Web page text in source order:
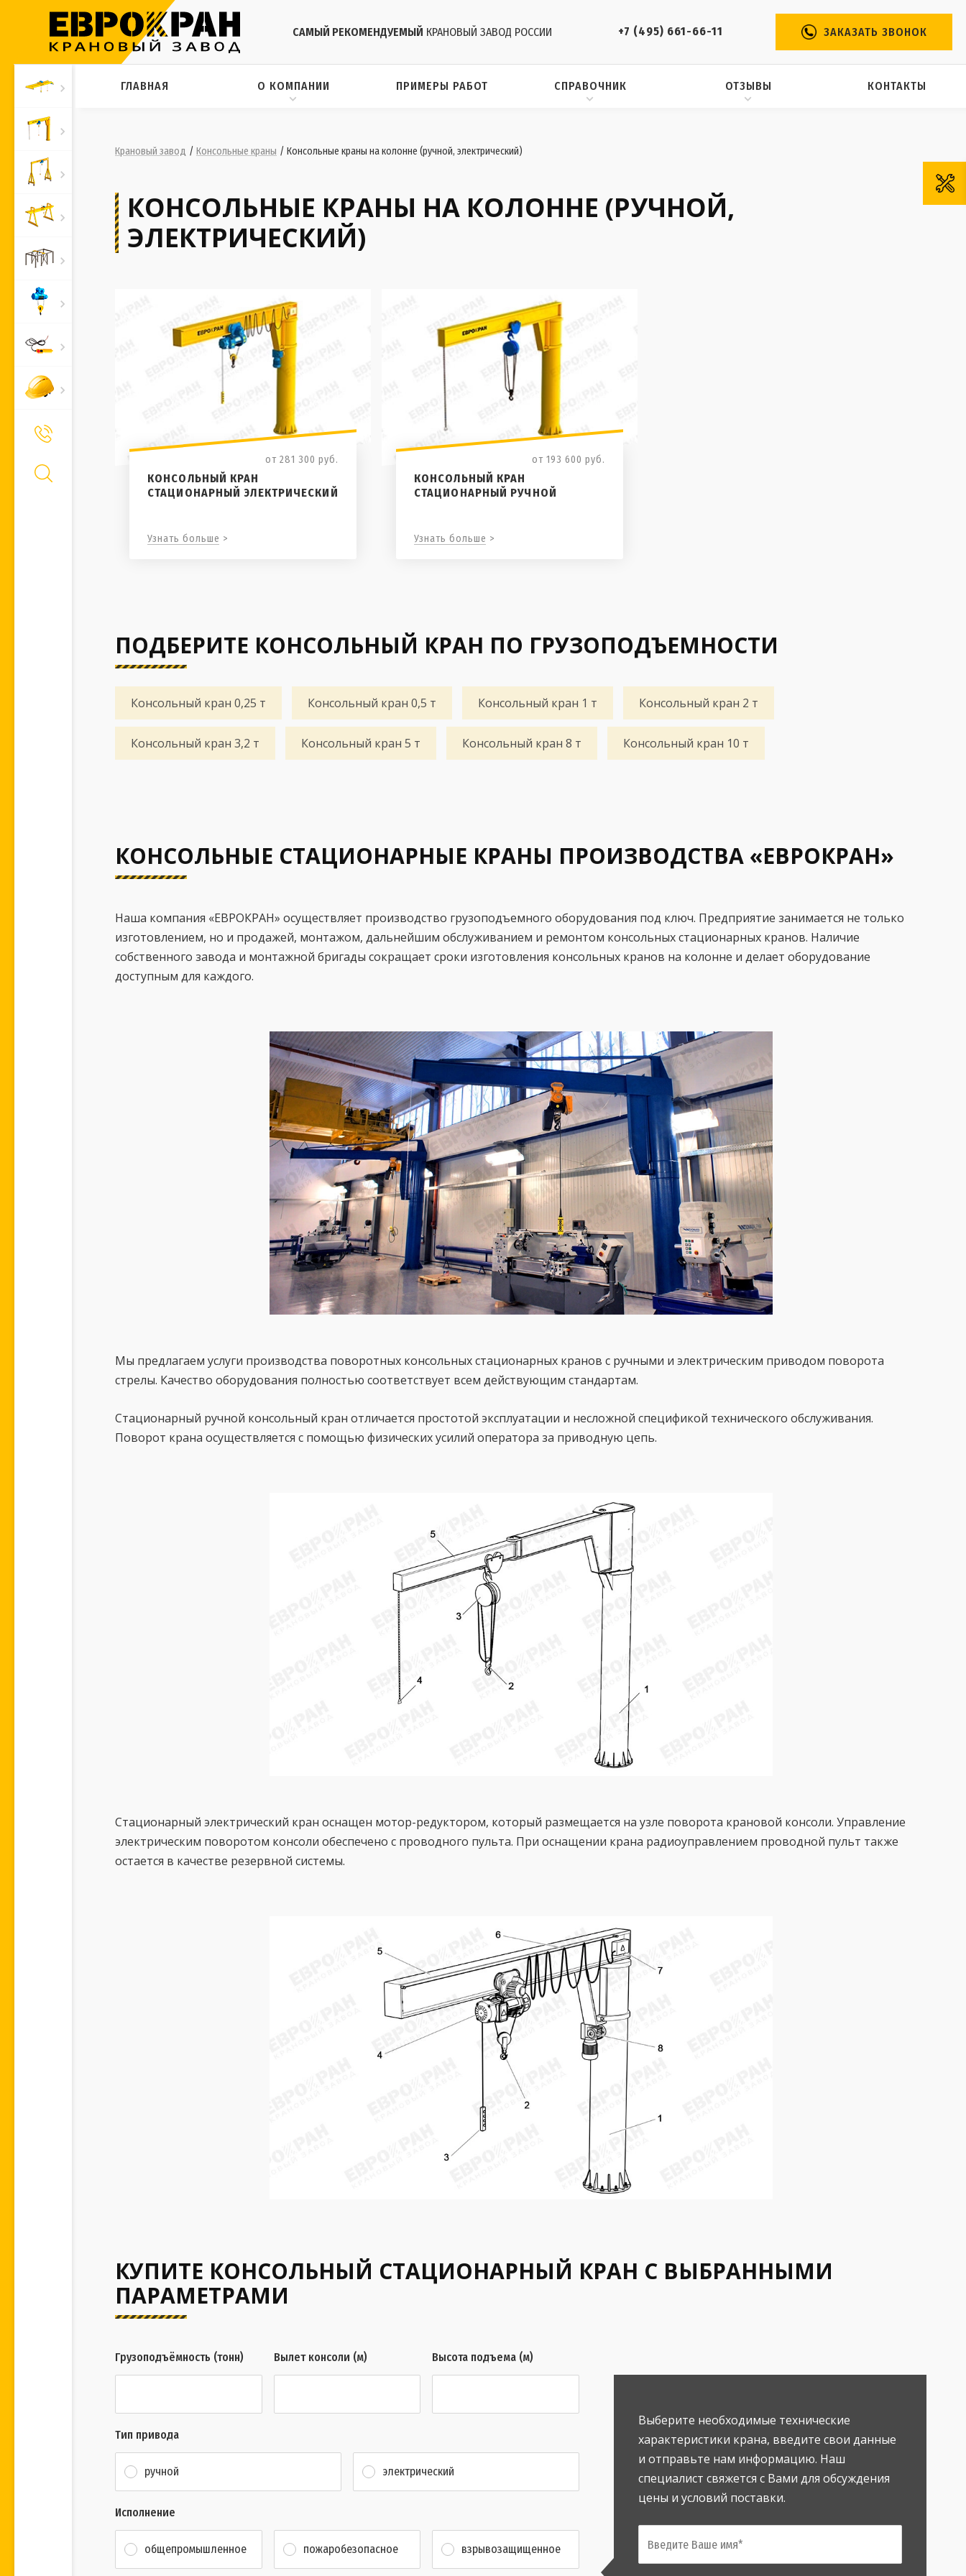
САМЫЙ РЕКОМЕНДУЕМЫЙ КРАНОВЫЙ ЗАВОД РОССИИ +7 (495) 661-66-11 ЗАКАЗАТЬ ЗВОНОК
ГЛАВНАЯ О КОМПАНИИ ПРИМЕРЫ РАБОТ СПРАВОЧНИК ОТЗЫВЫ КОНТАКТЫ
Крановый завод / Консольные краны / Консольные краны на колонне (ручной, электрический)
КОНСОЛЬНЫЕ КРАНЫ НА КОЛОННЕ (РУЧНОЙ,
ЭЛЕКТРИЧЕСКИЙ)
от 281 300 руб.
КОНСОЛЬНЫЙ КРАН
СТАЦИОНАРНЫЙ ЭЛЕКТРИЧЕСКИЙ
Узнать больше >
от 193 600 руб.
КОНСОЛЬНЫЙ КРАН
СТАЦИОНАРНЫЙ РУЧНОЙ
Узнать больше >
ПОДБЕРИТЕ КОНСОЛЬНЫЙ КРАН ПО ГРУЗОПОДЪЕМНОСТИ
Консольный кран 0,25 т Консольный кран 0,5 т Консольный кран 1 т Консольный кран 2 т
Консольный кран 3,2 т Консольный кран 5 т Консольный кран 8 т Консольный кран 10 т
КОНСОЛЬНЫЕ СТАЦИОНАРНЫЕ КРАНЫ ПРОИЗВОДСТВА «ЕВРОКРАН»
Наша компания «ЕВРОКРАН» осуществляет производство грузоподъемного оборудования под ключ. Предприятие занимается не только
изготовлением, но и продажей, монтажом, дальнейшим обслуживанием и ремонтом консольных стационарных кранов. Наличие
собственного завода и монтажной бригады сокращает сроки изготовления консольных кранов на колонне и делает оборудование
доступным для каждого.
Мы предлагаем услуги производства поворотных консольных стационарных кранов с ручными и электрическим приводом поворота
стрелы. Качество оборудования полностью соответствует всем действующим стандартам.
Стационарный ручной консольный кран отличается простотой эксплуатации и несложной спецификой технического обслуживания.
Поворот крана осуществляется с помощью физических усилий оператора за приводную цепь.
Стационарный электрический кран оснащен мотор-редуктором, который размещается на узле поворота крановой консоли. Управление
электрическим поворотом консоли обеспечено с проводного пульта. При оснащении крана радиоуправлением проводной пульт также
остается в качестве резервной системы.
КУПИТЕ КОНСОЛЬНЫЙ СТАЦИОНАРНЫЙ КРАН С ВЫБРАННЫМИ
ПАРАМЕТРАМИ
Грузоподъёмность (тонн) Вылет консоли (м) Высота подъема (м)
Тип привода
ручной электрический
Исполнение
общепромышленное пожаробезопасное взрывозащищенное
Выберите необходимые технические
характеристики крана, введите свои данные
и отправьте нам информацию. Наш
специалист свяжется с Вами для обсуждения
цены и условий поставки.